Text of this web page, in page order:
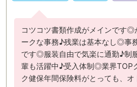
コツコツ書類作成がメインです◎
ークな事務♪残業は基本なし◎事
です◎服装自由で気楽に通勤♪制
輩も活躍中♪受入体制◎業界TOP
ク健保年間保険料がとっても、